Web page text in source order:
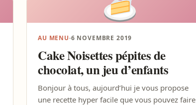
AU MENU·6 NOVEMBRE 2019
Cake Noisettes pépites de
chocolat, un jeu d’enfants
Bonjour à tous, aujourd’hui je vous propose
une recette hyper facile que vous pouvez faire